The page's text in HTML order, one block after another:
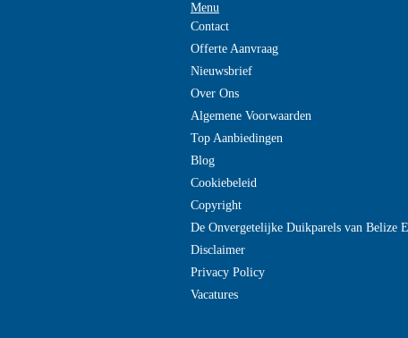
Menu
Contact
Offerte Aanvraag
Nieuwsbrief
Over Ons
Algemene Voorwaarden
Top Aanbiedingen
Blog
Cookiebeleid
Copyright
De Onvergetelijke Duikparels van Belize
Disclaimer
Privacy Policy
Vacatures